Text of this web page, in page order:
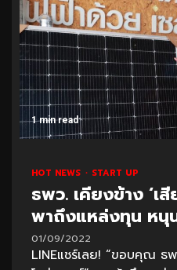
1 min read
HOT NEWS START UP
ธพว. เคียงข้าง ‘เ
พาถึงแหล่งทุน หนุ
01/09/2022
LINEแชร์เลย! “ขอบคุณ ธ